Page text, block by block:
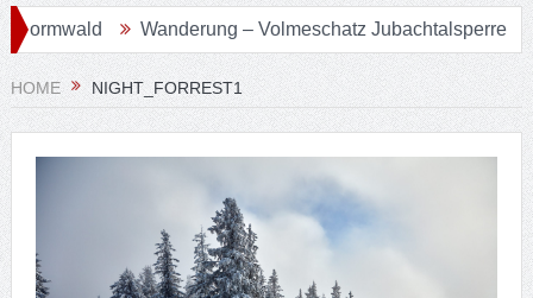
Wanderung – Volmeschatz Jubachtalsperre
HOME NIGHT_FORREST1